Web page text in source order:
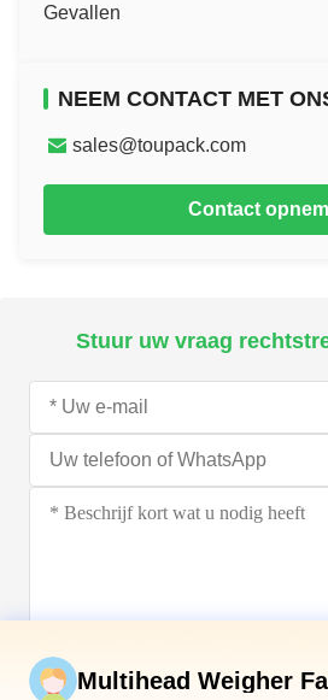
Gevallen
NEEM CONTACT MET
sales@toupack.com
Contact
Stuur uw vraag
Multihead Weigher